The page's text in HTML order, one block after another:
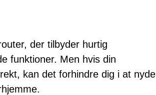
der tilbyder hurtig
funktioner. Men hvis din
kan det forhindre dig i at nyde